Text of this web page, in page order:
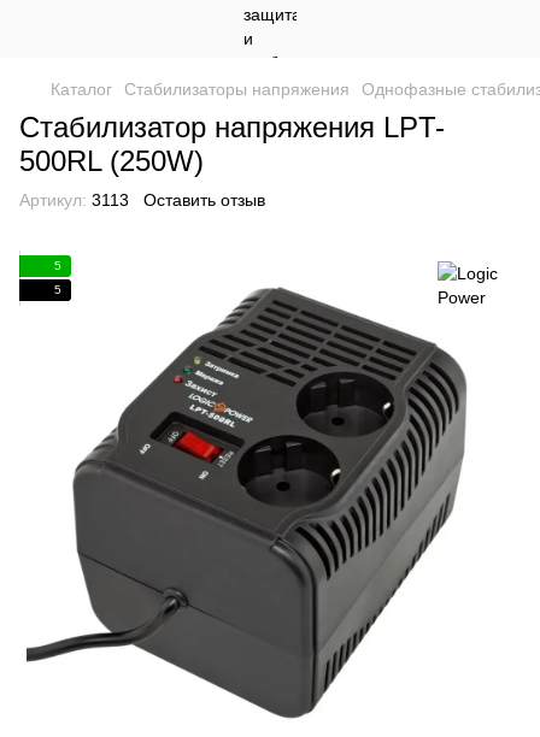
Каталог Стабилизаторы напряжения Однофазные
Стабилизатор напряжения LPT-
500RL (250W)
Артикул: 3113 Оставить отзыв
5
5